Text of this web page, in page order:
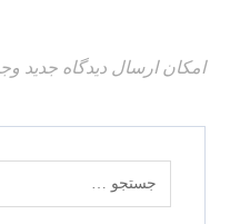
امکان ارسال دیدگاه جدید